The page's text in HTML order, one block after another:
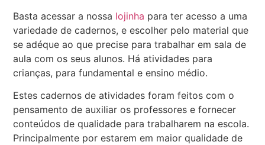
Basta acessar a nossa lojinha para ter acesso a uma
variedade de cadernos, e escolher pelo material que
se adéque ao que precise para trabalhar em sala de
aula com os seus alunos. Há atividades para
crianças, para fundamental e ensino médio.
Estes cadernos de atividades foram feitos com o
pensamento de auxiliar os professores e fornecer
conteúdos de qualidade para trabalharem na escola.
Principalmente por estarem em maior qualidade de